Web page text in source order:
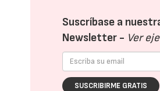
Suscríbase a
Newsletter - Ver
SUSCRIBIRME GRATIS